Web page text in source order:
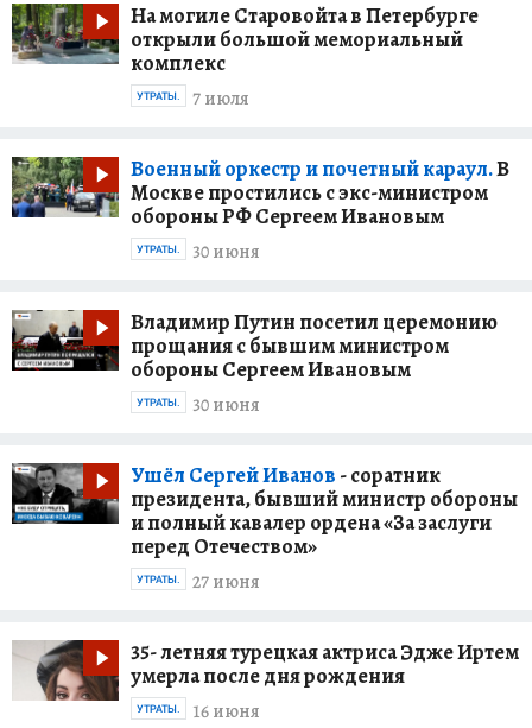
На могиле Старовойта в Петербурге
открыли большой мемориальный
комплекс
7 июля
УТРАТЫ.
Военный оркестр и почетный караул.В
Москве простились с экс-министром
обороны РФ Сергеем Ивановым
30 июня
УТРАТЫ.
Владимир Путин посетил церемонию
прощания с бывшим министром
обороны Сергеем Ивановым
30 июня
УТРАТЫ.
Ушёл Сергей Иванов - соратник
президента, бывший министр обороны
и полный кавалер ордена «За заслуги
перед Отечеством»
27 июня
УТРАТЫ.
35- летняя турецкая актриса Эдже Иртем
умерла после дня рождения
16 июня
УТРАТЫ.